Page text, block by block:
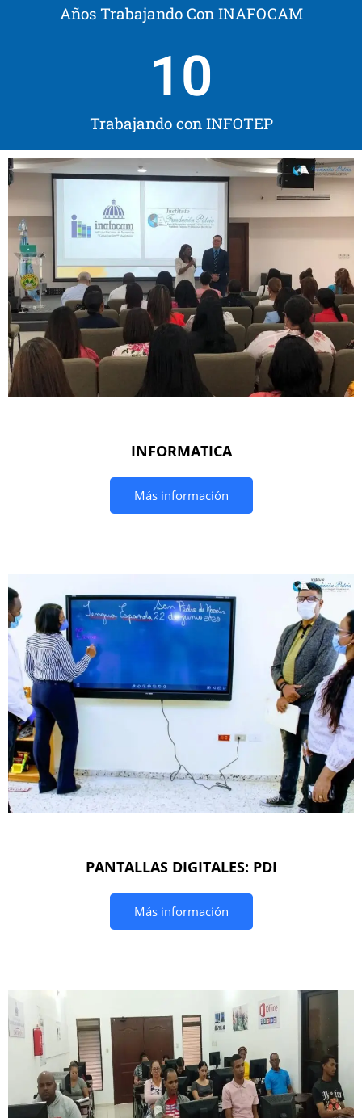
Años Trabajando Con INAFOCAM
Trabajando con INFOTEP
10
INFORMATICA
Más información
PANTALLAS DIGITALES: PDI
Más información